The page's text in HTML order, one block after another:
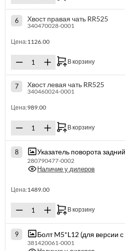
6 Хвост правая чать RR525
340470028-0001
Цена:1126.00
В корзину
7 Хвост левая чать RR525
340460024-0001
Цена:989.00
В корзину
8 Указатель поворота
280790477-0002
Наличие у дилеров
Цена:1489.00
В корзину
9 Болт M5*L12 (для версии
381420061-0001